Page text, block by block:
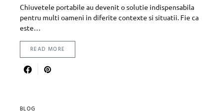
Chiuvetele portabile au devenit o solutie indispensabila
pentru multi oameni in diferite contexte si situatii. Fie ca
este…
READ MORE
BLOG